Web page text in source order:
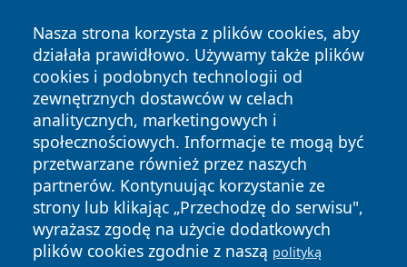
Nasza strona korzysta z plików cookies, aby
działała prawidłowo. Używamy także plików
cookies i podobnych technologii od
zewnętrznych dostawców w celach
analitycznych, marketingowych i
społecznościowych. Informacje te mogą być
przetwarzane również przez naszych
partnerów. Kontynuując korzystanie ze
strony lub klikając „Przechodzę do serwisu",
wyrażasz zgodę na użycie dodatkowych
plików cookies zgodnie z naszą polityką
Copyright © 2026 24slupsk.pl Wszystkie prawa zastrzeżone.
News Autorzy
Polityka
Prywatności
Polityka
Cookies